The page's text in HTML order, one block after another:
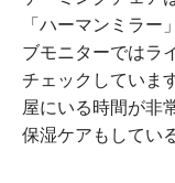
「ハーマンミラ
ブモニターではラ
チェックしていま
屋にいる時間が非
保湿ケアもしてい